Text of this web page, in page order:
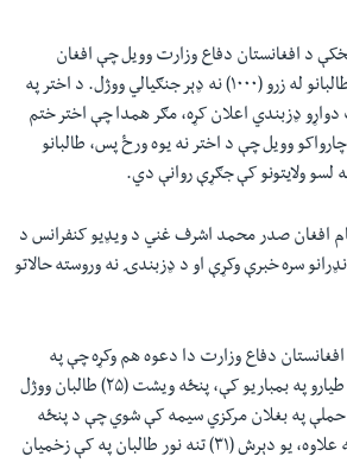
د افغانستان دفاع وزارت وویل چې افغان
ځواکونو په څو ورځو کې د طالبانو له زرو (۱۰۰۰) نه ډېر جنګیالي ووژل. د اختر په
ډزبندي اعلان کړه، مګر همدا چې اختر ختم
وویل چې د اختر نه یوه ورځ پس، طالبانو
لسو ولایتونو کې جګړې روانې دي.
افغان صدر محمد اشرف غني د ويډیو کنفرانس د
سره خبرې وکړې او د ډزبندۍ نه وروسته حالاتو
دفاع وزارت دا دعوه هم وکړه چې په
بغلان ولایت کې د حکومتي طیارو په بمباریو کې، پنځه ویشت (۲۵) طالبان ووژل
حملې په بغلان مرکزي سیمه کې شوي چې د پنځه
ویشتو طالبانو د مړه کېدو نه علاوه، یو دېرش (۳۱) تنه نور طالبان په کې زخمیان